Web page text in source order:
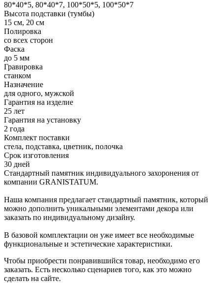
80*40*5, 80*40*7, 100*50*5, 100*50*7
Высота подставки (тумбы)
15 см, 20 см
Полировка
со всех сторон
Фаска
до 5 мм
Гравировка
станком
Назначение
для одного, мужской
Гарантия на изделие
25 лет
Гарантия на установку
2 года
Комплект поставки
стела, подставка, цветник, полочка
Срок изготовления
30 дней
Стандартный памятник индивидуального захоронения от
компании GRANISTATUM.
Наша компания предлагает стандартный памятник, который
можно дополнить уникальными элементами декора или
заказать по индивидуальному дизайну.
В базовой комплектации он уже имеет все необходимые
функциональные и эстетические характеристики.
Чтобы приобрести понравившийся товар, необходимо его
заказать. Есть несколько сценариев того, как это можно
сделать на сайте.